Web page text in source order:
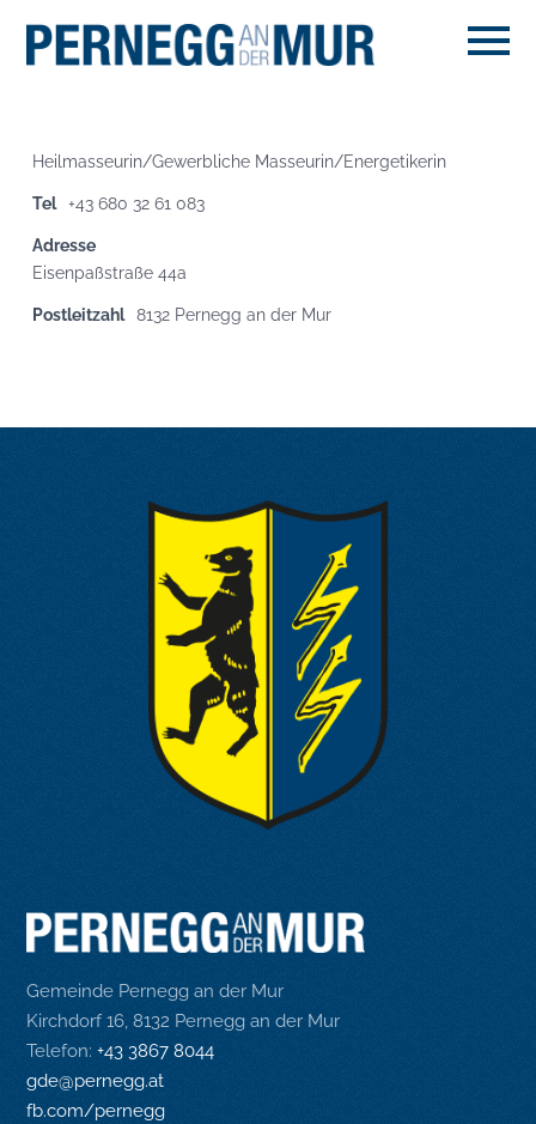
Heilmasseurin/Gewerbliche Masseurin/Energetikerin
Tel +43 680 32 61 083
Adresse
Eisenpaßstraße 44a
Postleitzahl 8132 Pernegg an der Mur
Gemeinde Pernegg an der Mur
Kirchdorf 16, 8132 Pernegg an der Mur
Telefon:+43 3867 8044
gde@pernegg.at
fb.com/pernegg